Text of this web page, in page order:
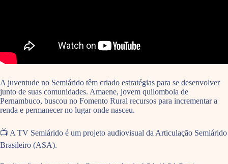
A juventude no Semiárido têm criado estratégias para se desenvolver
junto de suas comunidades. Amaene, jovem quilombola de
Pernambuco, buscou no Fomento Rural recursos para incrementar a
renda e permanecer no lugar onde nasceu.
📺 A TV Semiárido é um projeto audiovisual da Articulação Semiárido
Brasileiro (ASA).